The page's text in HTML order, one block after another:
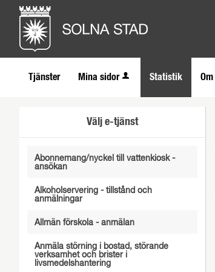
Tjänster Mina sidor Statistik Om
Välj e-tjänst
Abonnemang/nyckel till vattenkiosk -
ansökan
Alkoholservering - tillstånd och
anmälningar
Allmän förskola - anmälan
Anmäla störning i bostad, störande
verksamhet och brister i
livsmedelshantering